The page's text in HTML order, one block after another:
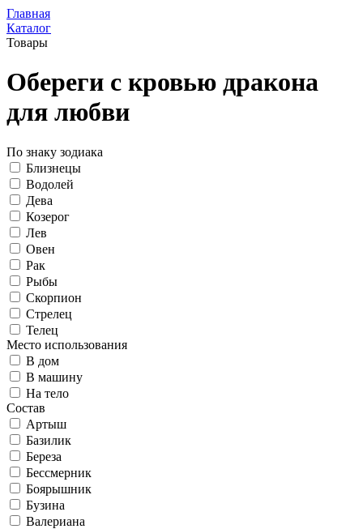
Главная
Каталог
Товары
Обереги с кровью дракона
для любви
По знаку зодиака
Близнецы
Водолей
Дева
Козерог
Лев
Овен
Рак
Рыбы
Скорпион
Стрелец
Телец
Место использования
В дом
В машину
На тело
Состав
Артыш
Базилик
Береза
Бессмерник
Боярышник
Бузина
Валериана